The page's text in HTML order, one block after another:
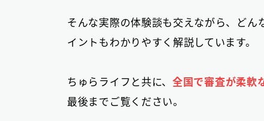
そんな実際の体験談も交えながら、どん
イントもわかりやすく解説しています。
ちゅらライフと共に、 全国で審査が柔軟
最後までご覧ください。